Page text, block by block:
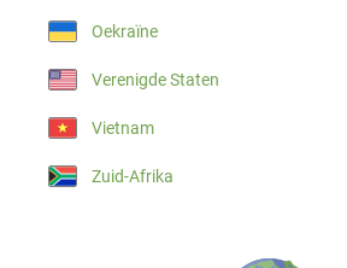
Oekraïne
Verenigde Staten
Vietnam
Zuid-Afrika